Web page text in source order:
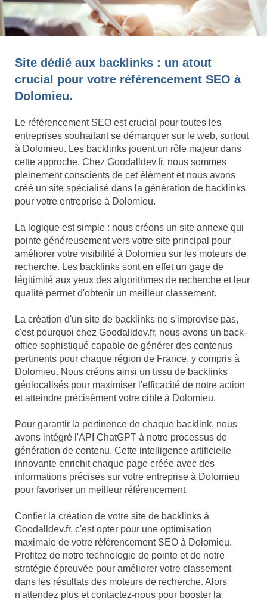
Site dédié aux backlinks : un atout
crucial pour votre référencement SEO à
Dolomieu.
Le référencement SEO est crucial pour toutes les
entreprises souhaitant se démarquer sur le web, surtout
à Dolomieu. Les backlinks jouent un rôle majeur dans
cette approche. Chez Goodalldev.fr, nous sommes
pleinement conscients de cet élément et nous avons
créé un site spécialisé dans la génération de backlinks
pour votre entreprise à Dolomieu.
La logique est simple : nous créons un site annexe qui
pointe généreusement vers votre site principal pour
améliorer votre visibilité à Dolomieu sur les moteurs de
recherche. Les backlinks sont en effet un gage de
légitimité aux yeux des algorithmes de recherche et leur
qualité permet d'obtenir un meilleur classement.
La création d'un site de backlinks ne s'improvise pas,
c'est pourquoi chez Goodalldev.fr, nous avons un back-
office sophistiqué capable de générer des contenus
pertinents pour chaque région de France, y compris à
Dolomieu. Nous créons ainsi un tissu de backlinks
géolocalisés pour maximiser l'efficacité de notre action
et atteindre précisément votre cible à Dolomieu.
Pour garantir la pertinence de chaque backlink, nous
avons intégré l'API ChatGPT à notre processus de
génération de contenu. Cette intelligence artificielle
innovante enrichit chaque page créée avec des
informations précises sur votre entreprise à Dolomieu
pour favoriser un meilleur référencement.
Confier la création de votre site de backlinks à
Goodalldev.fr, c'est opter pour une optimisation
maximale de votre référencement SEO à Dolomieu.
Profitez de notre technologie de pointe et de notre
stratégie éprouvée pour améliorer votre classement
dans les résultats des moteurs de recherche. Alors
n'attendez plus et contactez-nous pour booster la